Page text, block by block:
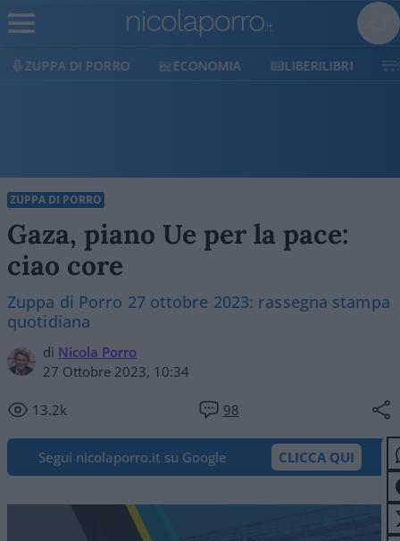
ECONOMIA LIBERILIBRI SHOP
ZUPPA DI PORRO
Gaza, piano Ue per la pace:
ciao core
Zuppa di Porro 27 ottobre 2023: rassegna stampa
quotidiana
di Nicola Porro
27 Ottobre 2023, 10:34
13.2k 98
Segui nicolaporro.it su Google CLICCA QUI